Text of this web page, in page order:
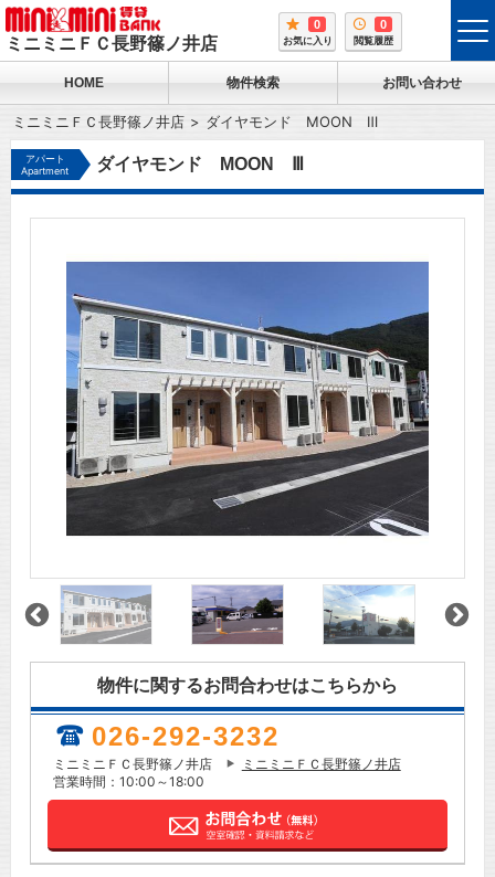
ミニミニＦＣ長野篠ノ井店
0
お気に入り
0
閲覧履歴
HOME 物件検索 お問い合わせ
ミニミニＦＣ長野篠ノ井店 ダイヤモンド MOON Ⅲ
アパート
Apartment
ダイヤモンド MOON Ⅲ
物件に関するお問合わせはこちらから
026-292-3232
ミニミニＦＣ長野篠ノ井店
ミニミニＦＣ長野篠ノ井店
営業時間：10:00～18:00